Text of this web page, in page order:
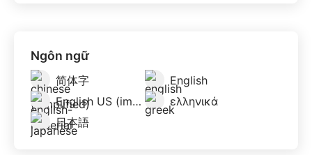
Ngôn ngữ
简体字
English
English US (imperial)
ελληνικά
日本語